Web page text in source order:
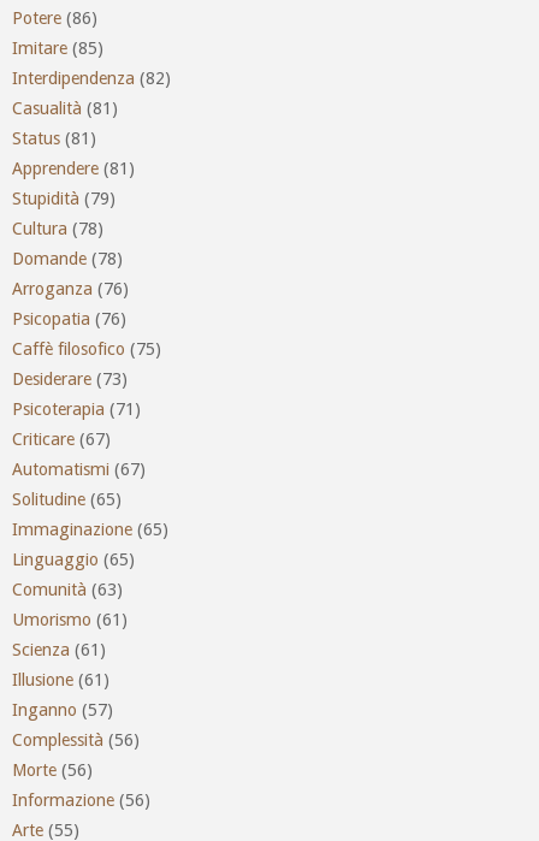
Potere (86)
Imitare (85)
Interdipendenza (82)
Casualità (81)
Status (81)
Apprendere (81)
Stupidità (79)
Cultura (78)
Domande (78)
Arroganza (76)
Psicopatia (76)
Caffè filosofico (75)
Desiderare (73)
Psicoterapia (71)
Criticare (67)
Automatismi (67)
Solitudine (65)
Immaginazione (65)
Linguaggio (65)
Comunità (63)
Umorismo (61)
Scienza (61)
Illusione (61)
Inganno (57)
Complessità (56)
Morte (56)
Informazione (56)
Arte (55)